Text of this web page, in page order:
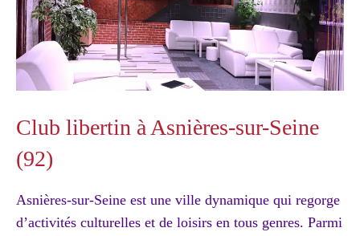
Club libertin à Asnières-sur-Seine
(92)
Asnières-sur-Seine est une ville dynamique qui regorge
d’activités culturelles et de loisirs en tous genres. Parmi